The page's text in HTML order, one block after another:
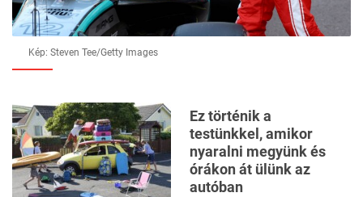
Kép: Steven Tee/Getty Images
Ez történik a
testünkkel, amikor
nyaralni megyünk és
órákon át ülünk az
autóban